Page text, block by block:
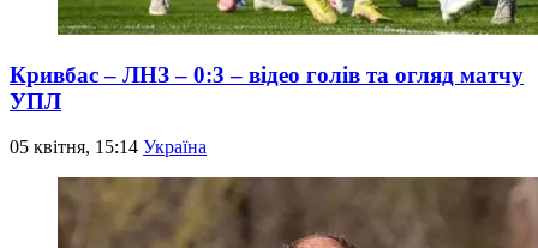
Кривбас – ЛНЗ – 0:3 – відео голів та огляд матчу
УПЛ
05 квітня, 15:14 Україна